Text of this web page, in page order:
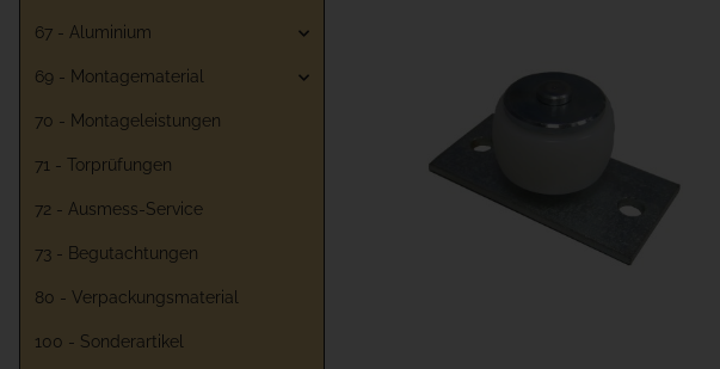
67 - Aluminium
69 - Montagematerial
70 - Montageleistungen
71 - Torprüfungen
72 - Ausmess-Service
73 - Begutachtungen
80 - Verpackungsmaterial
100 - Sonderartikel